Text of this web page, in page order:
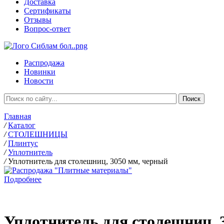
Доставка
Сертификаты
Отзывы
Вопрос-ответ
Распродажа
Новинки
Новости
Главная
/ Каталог
/ СТОЛЕШНИЦЫ
/ Плинтус
/ Уплотнитель
/ Уплотнитель для столешниц, 3050 мм, черный
Подробнее